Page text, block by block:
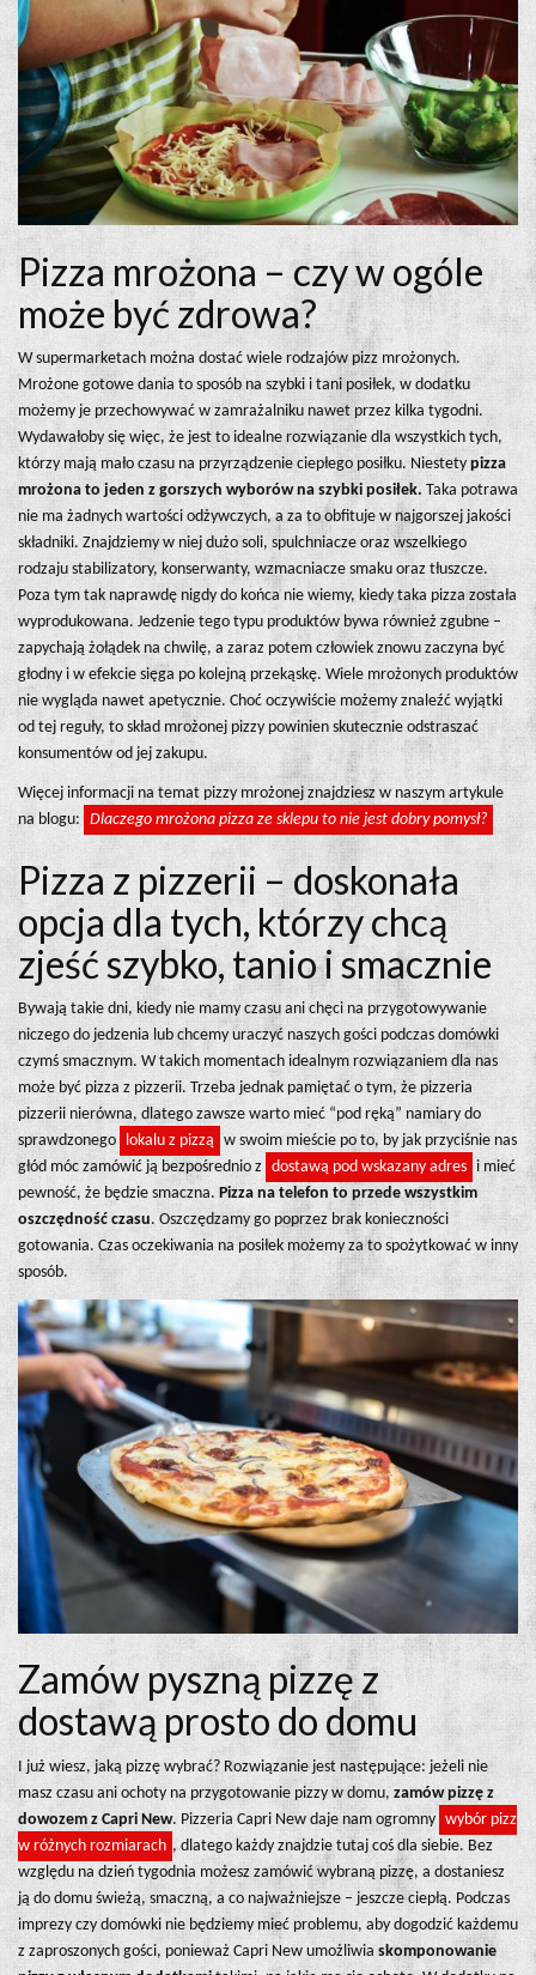
Pizza mrożona – czy w ogóle
może być zdrowa?
W supermarketach można dostać wiele rodzajów pizz mrożonych.
Mrożone gotowe dania to sposób na szybki i tani posiłek, w dodatku
możemy je przechowywać w zamrażalniku nawet przez kilka tygodni.
Wydawałoby się więc, że jest to idealne rozwiązanie dla wszystkich tych,
którzy mają mało czasu na przyrządzenie ciepłego posiłku. Niestety pizza
mrożona to jeden z gorszych wyborów na szybki posiłek. Taka potrawa
nie ma żadnych wartości odżywczych, a za to obfituje w najgorszej jakości
składniki. Znajdziemy w niej dużo soli, spulchniacze oraz wszelkiego
rodzaju stabilizatory, konserwanty, wzmacniacze smaku oraz tłuszcze.
Poza tym tak naprawdę nigdy do końca nie wiemy, kiedy taka pizza została
wyprodukowana. Jedzenie tego typu produktów bywa również zgubne –
zapychają żołądek na chwilę, a zaraz potem człowiek znowu zaczyna być
głodny i w efekcie sięga po kolejną przekąskę. Wiele mrożonych produktów
nie wygląda nawet apetycznie. Choć oczywiście możemy znaleźć wyjątki
od tej reguły, to skład mrożonej pizzy powinien skutecznie odstraszać
konsumentów od jej zakupu.
Więcej informacji na temat pizzy mrożonej znajdziesz w naszym artykule
na blogu: Dlaczego mrożona pizza ze sklepu to nie jest dobry pomysł?
Pizza z pizzerii – doskonała
opcja dla tych, którzy chcą
zjeść szybko, tanio i smacznie
Bywają takie dni, kiedy nie mamy czasu ani chęci na przygotowywanie
niczego do jedzenia lub chcemy uraczyć naszych gości podczas domówki
czymś smacznym. W takich momentach idealnym rozwiązaniem dla nas
może być pizza z pizzerii. Trzeba jednak pamiętać o tym, że pizzeria
pizzerii nierówna, dlatego zawsze warto mieć “pod ręką” namiary do
sprawdzonego lokalu z pizzą w swoim mieście po to, by jak przyciśnie nas
głód móc zamówić ją bezpośrednio z dostawą pod wskazany adres i mieć
pewność, że będzie smaczna. Pizza na telefon to przede wszystkim
oszczędność czasu. Oszczędzamy go poprzez brak konieczności
gotowania. Czas oczekiwania na posiłek możemy za to spożytkować w inny
sposób.
Zamów pyszną pizzę z
dostawą prosto do domu
I już wiesz, jaką pizzę wybrać? Rozwiązanie jest następujące: jeżeli nie
masz czasu ani ochoty na przygotowanie pizzy w domu, zamów pizzę z
dowozem z Capri New. Pizzeria Capri New daje nam ogromny wybór pizz
w różnych rozmiarach , dlatego każdy znajdzie tutaj coś dla siebie. Bez
względu na dzień tygodnia możesz zamówić wybraną pizzę, a dostaniesz
ją do domu świeżą, smaczną, a co najważniejsze – jeszcze ciepłą. Podczas
imprezy czy domówki nie będziemy mieć problemu, aby dogodzić każdemu
z zaproszonych gości, ponieważ Capri New umożliwia skomponowanie